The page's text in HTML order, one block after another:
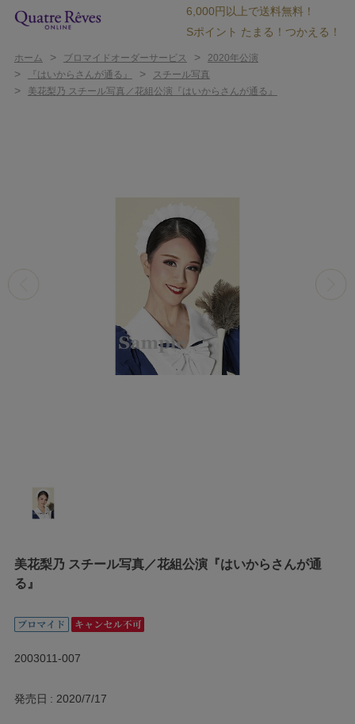
6,000円以上で送料無料！
Sポイント たまる！つかえる！
ホーム > ブロマイドオーダーサービス > 2020年公演
> 『はいからさんが通る』 > スチール写真
> 美花梨乃 スチール写真／花組公演『はいからさんが通る』
美花梨乃 スチール写真／花組公演『はいからさんが通
る』
2003011-007
発売日 2020/7/17